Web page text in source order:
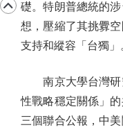
礎。特朗普總統的
想，壓縮了其挑釁
支持和縱容「台獨」
南京大學台灣研
性戰略穩定關係」
三個聯合公報，中